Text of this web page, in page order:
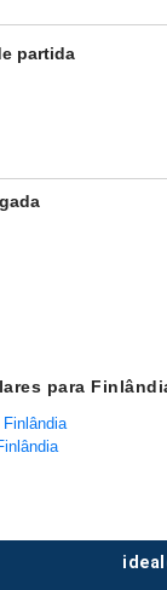
partida
para